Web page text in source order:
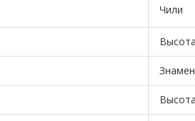
Чили